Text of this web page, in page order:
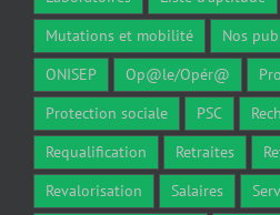
Mutations et mobilité
Nos
ONISEP
Op@le/Opér@
Protection sociale
PSC
Requalification
Retraites
Revalorisation
Salaires